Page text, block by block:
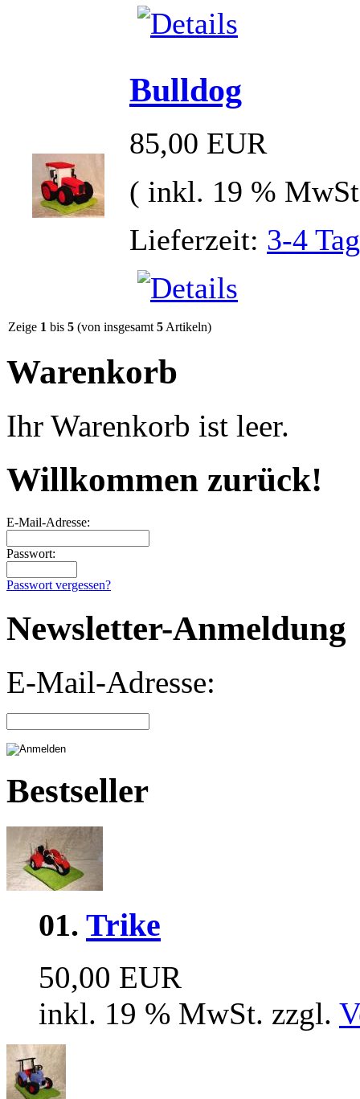
Bulldog
85,00 EUR
( inkl. 19 %
Lieferzeit: 3-4
Zeige 1 bis 5 (von insgesamt 5 Artikeln)
Warenkorb
Ihr Warenkorb ist leer.
Willkommen zurück!
E-Mail-Adresse:
Passwort:
Passwort vergessen?
Newsletter-Anmeldung
E-Mail-Adresse:
Bestseller
01. Trike
50,00 EUR
inkl. 19 % MwSt. zzgl.